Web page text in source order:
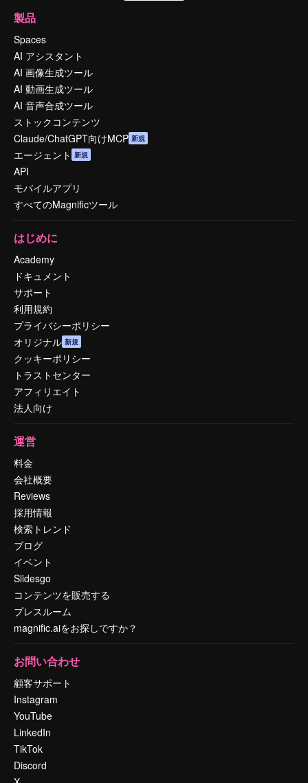
製品
Spaces
AI アシスタント
AI 画像生成ツール
AI 動画生成ツール
AI 音声合成ツール
ストックコンテンツ
Claude/ChatGPT向けMCP 新規
エージェント 新規
API
モバイルアプリ
すべてのMagnificツール
はじめに
Academy
ドキュメント
サポート
利用規約
プライバシーポリシー
オリジナル 新規
クッキーポリシー
トラストセンター
アフィリエイト
法人向け
運営
料金
会社概要
Reviews
採用情報
検索トレンド
ブログ
イベント
Slidesgo
コンテンツを販売する
プレスルーム
magnific.aiをお探しですか？
お問い合わせ
顧客サポート
Instagram
YouTube
LinkedIn
TikTok
Discord